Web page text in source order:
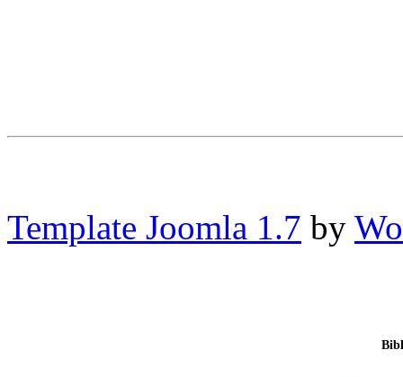
Template Joomla 1.7 by